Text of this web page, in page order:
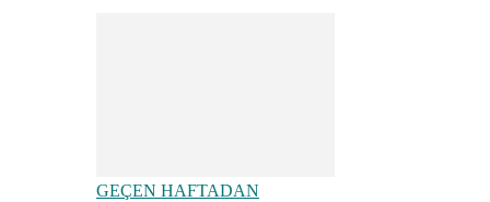
GEÇEN HAFTADAN